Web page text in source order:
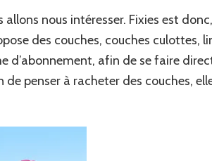
allons nous intéresser. Fixies est
des couches, couches culottes,
d’abonnement, afin de se faire
penser à racheter des couches,